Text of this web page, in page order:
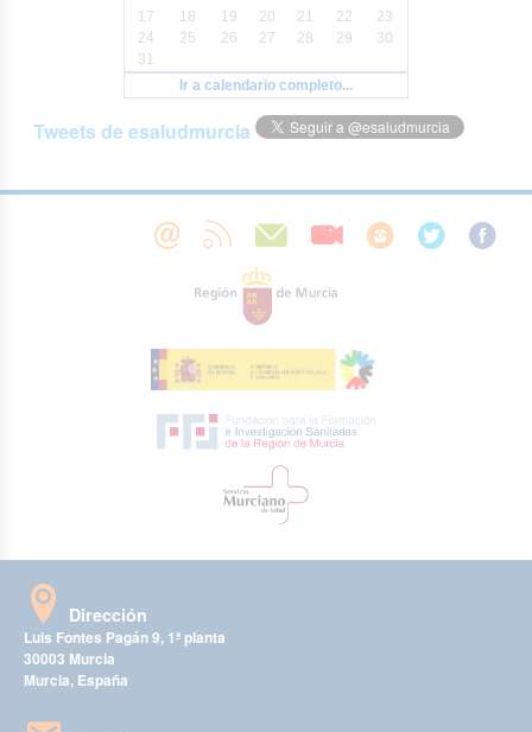
17
18 19 20 21 22
23
24
25 26 27 28 29
30
31
Ir a calendario completo...
Tweets de esaludmurcia
Dirección
Luis Fontes Pagán 9, 1ª planta
30003 Murcia
Murcia, España